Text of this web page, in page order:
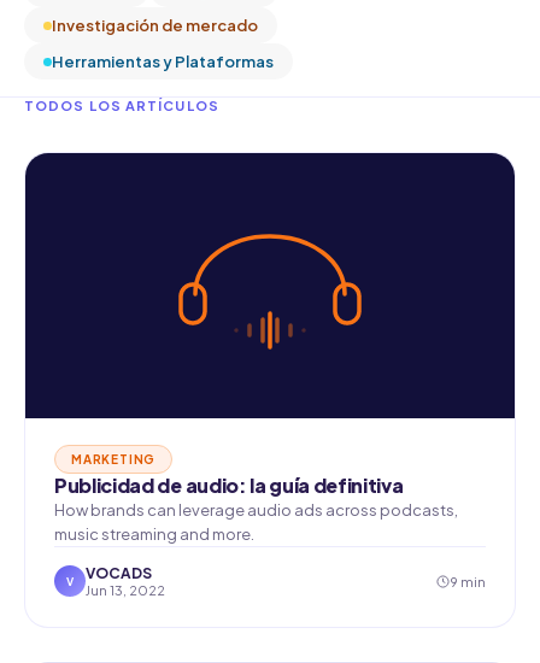
Investigación de mercado
Herramientas y Plataformas
TODOS LOS ARTÍCULOS
MARKETING
Publicidad de audio: la guía definitiva
How brands can leverage audio ads across podcasts,
music streaming and more.
V VOCADS
Jun 13, 2022
9 min